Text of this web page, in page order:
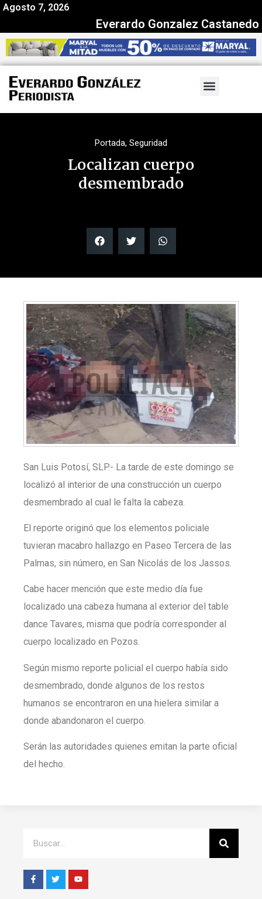
Agosto 7, 2026
Everardo Gonzalez Castanedo
Portada, Seguridad
Localizan cuerpo
desmembrado
San Luis Potosí, SLP.- La tarde de este domingo se
localizó al interior de una construcción un cuerpo
desmembrado al cual le falta la cabeza.
El reporte originó que los elementos policiale
tuvieran macabro hallazgo en Paseo Tercera de las
Palmas, sin número, en San Nicolás de los Jassos.
Cabe hacer mención que este medio día fue
localizado una cabeza humana al exterior del table
dance Tavares, misma que podría corresponder al
cuerpo localizado en Pozos.
Según mismo reporte policial el cuerpo había sido
desmembrado, donde algunos de los restos
humanos se encontraron en una hielera similar a
donde abandonaron el cuerpo.
Serán las autoridades quienes emitan la parte oficial
del hecho.